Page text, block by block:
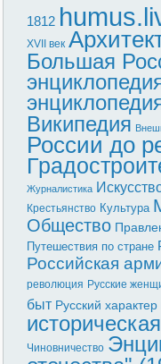
1812
XVII век
Большая
Википедия
России до
Журналистика
Крестьянство Культура
Общество
Путешествия по стране
Российская
революция Русские
быт Русский характер
Чиновничество